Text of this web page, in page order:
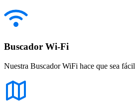
Buscador Wi-Fi
Nuestra Buscador WiFi hace que sea